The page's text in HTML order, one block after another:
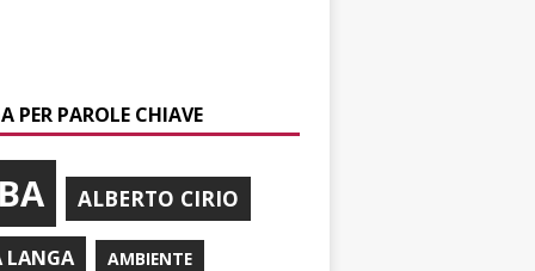
PER PAROLE CHIAVE
ALBERTO CIRIO
LANGA AMBIENTE